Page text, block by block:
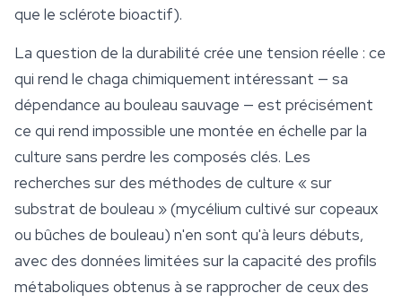
que le sclérote bioactif).
La question de la durabilité crée une tension réelle : ce
qui rend le chaga chimiquement intéressant — sa
dépendance au bouleau sauvage — est précisément
ce qui rend impossible une montée en échelle par la
culture sans perdre les composés clés. Les
recherches sur des méthodes de culture « sur
substrat de bouleau » (mycélium cultivé sur copeaux
ou bûches de bouleau) n'en sont qu'à leurs débuts,
avec des données limitées sur la capacité des profils
métaboliques obtenus à se rapprocher de ceux des